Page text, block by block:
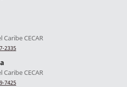
CECAR
2335
CECAR
7425